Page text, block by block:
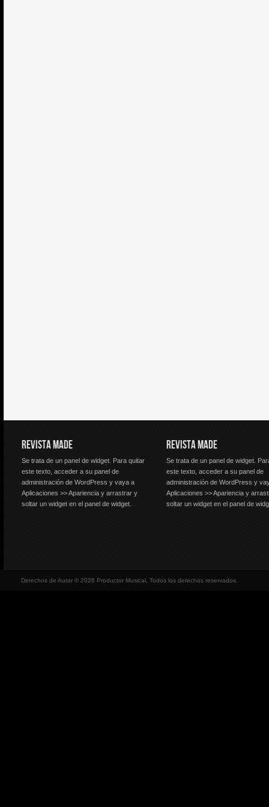
REVISTA MADE
Se trata de un panel de widget. Para quitar
este texto, acceder a su panel de
administración de WordPress y vaya a
Aplicaciones >> Apariencia y arrastrar y
soltar un widget en el panel de widget.
REVISTA MADE
Se trata de un panel de widget.
este texto, acceder a su panel de
administración de WordPress y
Aplicaciones >> Apariencia y
soltar un widget en el panel de
Derechos de Autor © 2026 Productor Musical, Todos los derechos reservados.